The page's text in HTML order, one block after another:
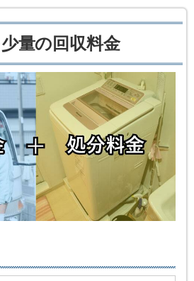
少量の回収料金